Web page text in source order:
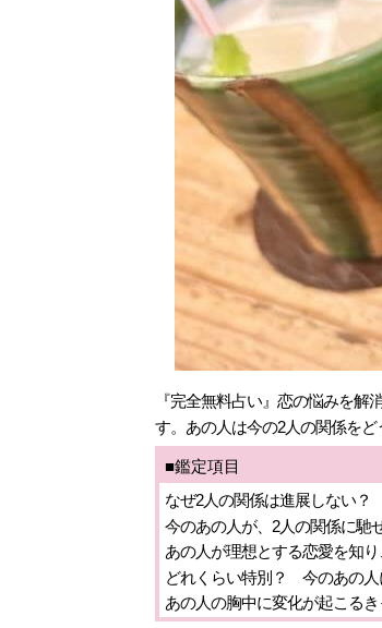
『完全無料占い』恋の悩みを
す。あの人は今の2人の関係を
■鑑定項目
なぜ2人の関係は進展しない
今のあの人が、2人の関係に馳
あの人が理想とする恋愛を知
どれくらい特別？ 今のあの人
あの人の胸中に変化が起こる